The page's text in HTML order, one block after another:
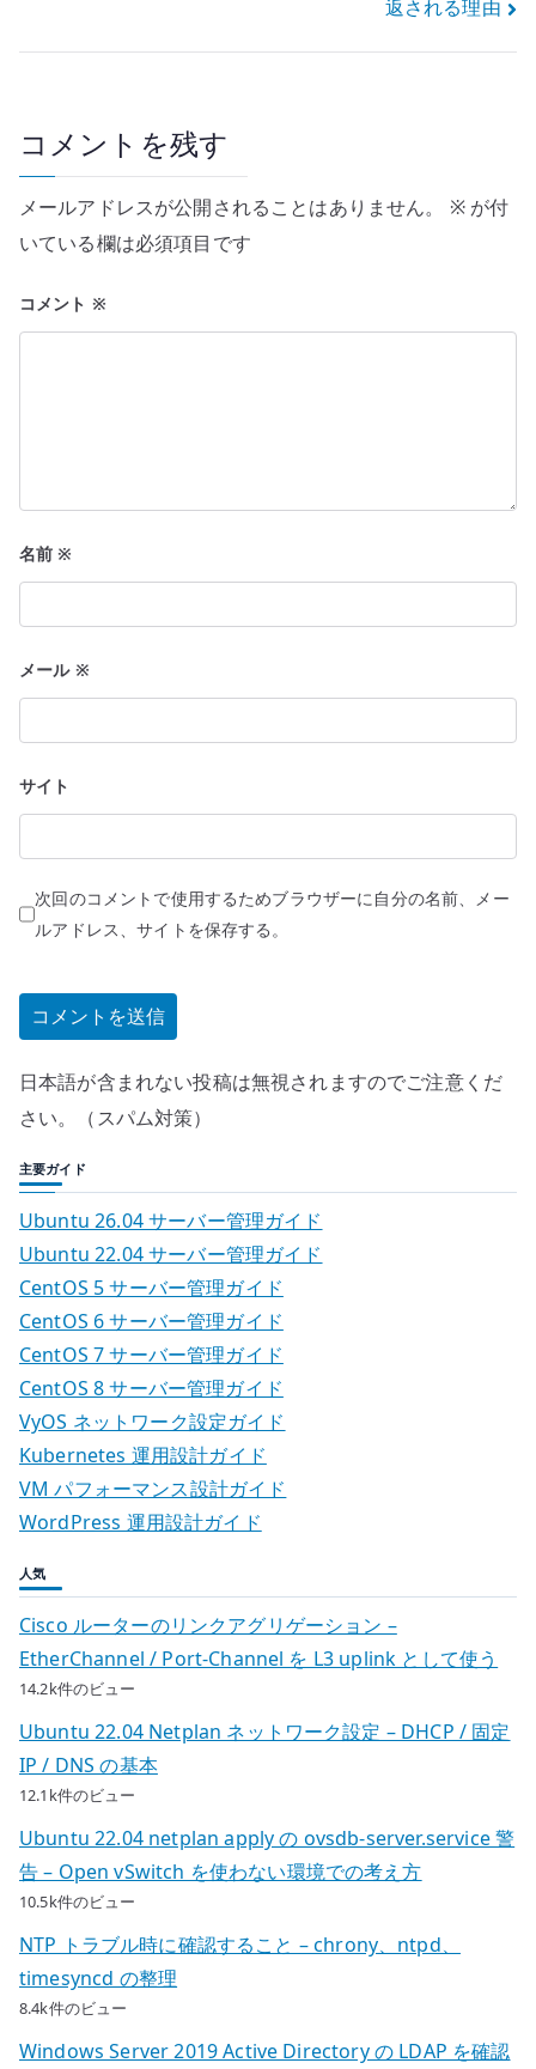
ビ
ー
シ
ョ
ン
返される理由
コメントを残す
メールアドレスが公開されることはありません。 ※が付
いている欄は必須項目です
コメント ※
名前※
メール ※
サイト
次回のコメントで使用するためブラウザーに自分の名前、メー
ルアドレス、サイトを保存する。
日本語が含まれない投稿は無視されますのでご注意くだ
さい。（スパム対策）
主要ガイド
Ubuntu 26.04 サーバー管理ガイド
Ubuntu 22.04 サーバー管理ガイド
CentOS 5 サーバー管理ガイド
CentOS 6 サーバー管理ガイド
CentOS 7 サーバー管理ガイド
CentOS 8 サーバー管理ガイド
VyOS ネットワーク設定ガイド
Kubernetes 運用設計ガイド
VM パフォーマンス設計ガイド
WordPress 運用設計ガイド
人気
Cisco ルーターのリンクアグリゲーション –
EtherChannel / Port-Channel を L3 uplink として使う
14.2k件のビュー
Ubuntu 22.04 Netplan ネットワーク設定 – DHCP / 固定
IP / DNS の基本
12.1k件のビュー
Ubuntu 22.04 netplan apply の ovsdb-server.service 警
告 – Open vSwitch を使わない環境での考え方
10.5k件のビュー
NTP トラブル時に確認すること – chrony、ntpd、
timesyncd の整理
8.4k件のビュー
Windows Server 2019 Active Directory の LDAP を確認